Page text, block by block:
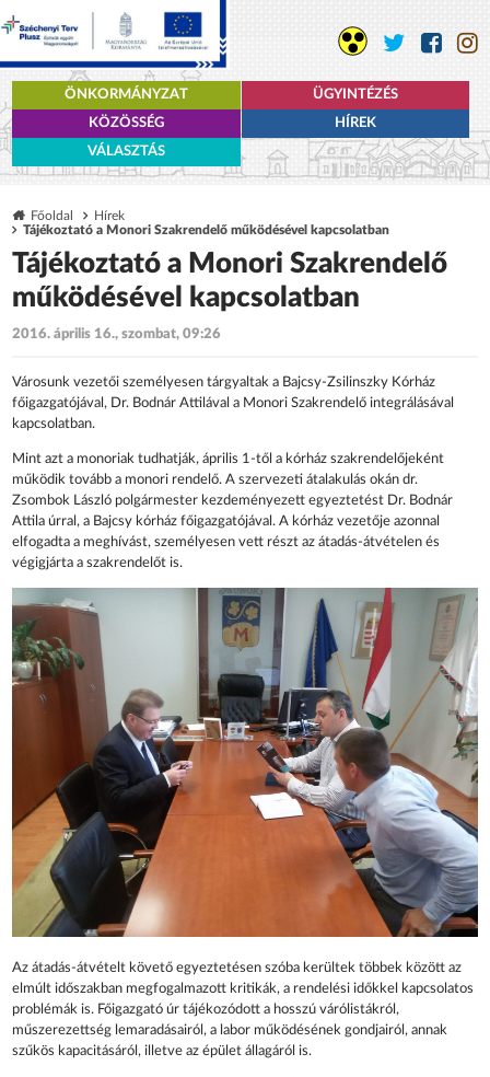
ÖNKORMÁNYZAT
ÜGYINTÉZÉS
KÖZÖSSÉG
HÍREK
VÁLASZTÁS
Főoldal
Hírek
Tájékoztató a Monori Szakrendelő működésével kapcsolatban
Tájékoztató a Monori Szakrendelő
működésével kapcsolatban
2016. április 16., szombat, 09:26
Városunk vezetői személyesen tárgyaltak a Bajcsy-Zsilinszky Kórház
főigazgatójával, Dr. Bodnár Attilával a Monori Szakrendelő integrálásával
kapcsolatban.
Mint azt a monoriak tudhatják, április 1-től a kórház szakrendelőjeként
működik tovább a monori rendelő. A szervezeti átalakulás okán dr.
Zsombok László polgármester kezdeményezett egyeztetést Dr. Bodnár
Attila úrral, a Bajcsy kórház főigazgatójával. A kórház vezetője azonnal
elfogadta a meghívást, személyesen vett részt az átadás-átvételen és
végigjárta a szakrendelőt is.
Az átadás-átvételt követő egyeztetésen szóba kerültek többek között az
elmúlt időszakban megfogalmazott kritikák, a rendelési időkkel kapcsolatos
problémák is. Főigazgató úr tájékozódott a hosszú várólistákról,
műszerezettség lemaradásairól, a labor működésének gondjairól, annak
szűkös kapacitásáról, illetve az épület állagáról is.